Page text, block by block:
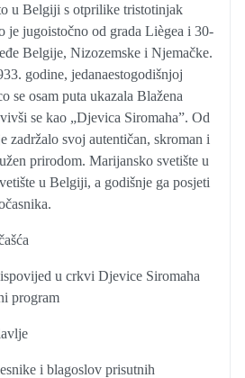
u Belgiji s otprilike tristotinjak
je jugoistočno od grada Liègea i 30-
Belgije, Nizozemske i Njemačke.
godine, jedanaestogodišnjoj
se osam puta ukazala Blažena
se kao „Djevica Siromaha”. Od
zadržalo svoj autentičan, skroman i
prirodom. Marijansko svetište u
u Belgiji, a godišnje ga posjeti
u crkvi Djevice Siromaha
program
i blagoslov prisutnih